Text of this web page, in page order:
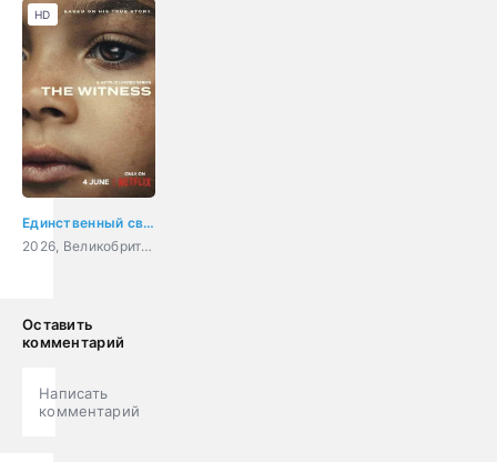
Единственный свидетель
2026, Великобритания, США, драма, криминал
HD
Оставить
комментарий
Написать
комментарий